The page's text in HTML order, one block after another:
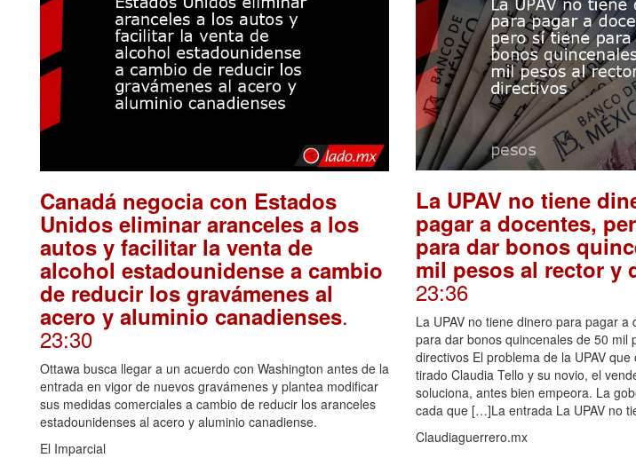
Canadá negocia con Estados
Unidos eliminar aranceles a los
autos y facilitar la venta de
alcohol estadounidense a cambio
de reducir los gravámenes al
acero y aluminio canadienses.
23:30
Ottawa busca llegar a un acuerdo con Washington antes de la
entrada en vigor de nuevos gravámenes y plantea modificar
sus medidas comerciales a cambio de reducir los aranceles
estadounidenses al acero y aluminio canadiense.
El Imparcial
La UPAV no tiene
pagar a docentes,
para dar bonos
mil pesos al rector y
23:36
La UPAV no tiene dinero para pagar
para dar bonos quincenales de 50 mil
directivos El problema de la UPAV
tirado Claudia Tello y su novio, el
soluciona, antes bien empeora. La
cada que […]La entrada La UPAV no
Claudiaguerrero.mx